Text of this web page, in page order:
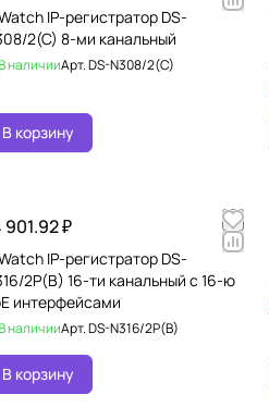
IP-регистратор DS-
2(C) 8-ми канальный
наличииАрт.DS-N308/2(C)
В корзину
901.92 ₽
IP-регистратор DS-
2P(B) 16-ти канальный c 16-ю
интерфейсами
наличииАрт.DS-N316/2P(B)
В корзину